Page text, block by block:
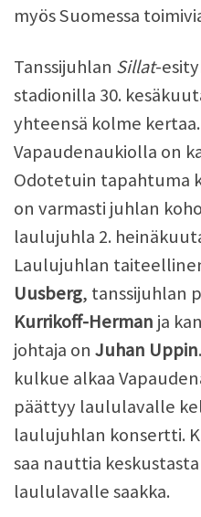
myös Suomessa
Tanssijuhlan Sillat-
stadionilla 30.
yhteensä kolme
Vapaudenaukiolla on
Odotetuin tapahtuma
on varmasti juhlan
laulujuhla 2.
Laulujuhlan
Uusberg, tanssijuhlan
Kurrikoff-Herman ja
johtaja on Juhan Uppin
kulkue alkaa
päättyy laululavalle
laulujuhlan konsertti.
saa nauttia
laululavalle saakka.